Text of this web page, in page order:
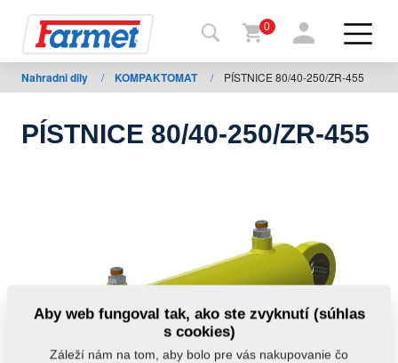
Späť
na
stiahnutie
0
Nahradni dily / KOMPAKTOMAT / PÍSTNICE 80/40-250/ZR-455
PÍSTNICE 80/40-250/ZR-455
Aby web fungoval tak, ako ste zvyknutí (súhlas
s cookies)
Záleží nám na tom, aby bolo pre vás nakupovanie čo